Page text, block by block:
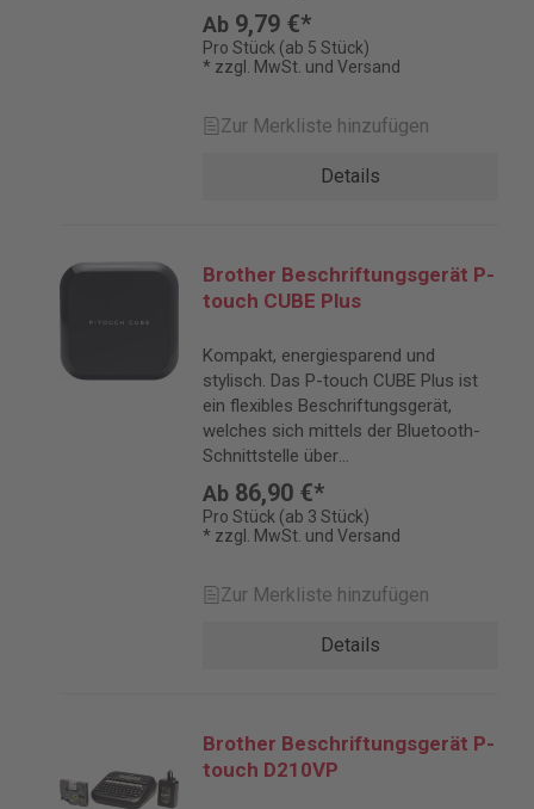
geeignet.Etiketten für brother P-
Touch QL-Etikettendrucker.
Ab 9,79 €*
Pro Stück (ab 5 Stück)
* zzgl. MwSt. und Versand
Zur Merkliste hinzufügen
Details
Brother Beschriftungsgerät P-
touch CUBE Plus
Kompakt, energiesparend und
stylisch. Das P-touch CUBE Plus ist
ein flexibles Beschriftungsgerät,
welches sich mittels der Bluetooth-
Schnittstelle über
Smartphones/Tablets ansteuern
lässt.
Ab 86,90 €*
Pro Stück (ab 3 Stück)
* zzgl. MwSt. und Versand
Zur Merkliste hinzufügen
Details
Brother Beschriftungsgerät P-
touch D210VP